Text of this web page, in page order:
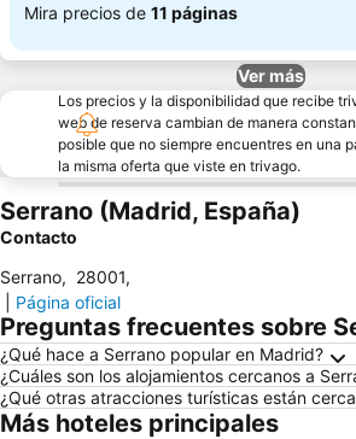
Mira precios de 11 páginas
Ver más
Los precios y la disponibilidad que recibe
web de reserva cambian de manera
posible que no siempre encuentres en una
la misma oferta que viste en trivago.
Serrano (Madrid, España)
Contacto
Serrano, 28001,
Página oficial
Preguntas frecuentes sobre
¿Qué hace a Serrano popular en Madrid?
¿Cuáles son los alojamientos cercanos a
¿Qué otras atracciones turísticas están
Más hoteles principales